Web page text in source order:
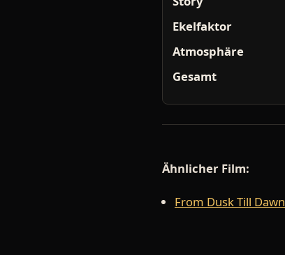
Ekelfaktor
Atmosphäre
Gesamt
Ähnlicher Film:
From Dusk Till Dawn